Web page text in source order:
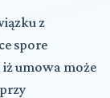
z
spore
umowa może